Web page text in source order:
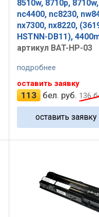
8510w, 8710p,
nc4400, nc8230,
nx7300, nx8220,
HSTNN-DB11),
артикул BAT-HP-03
подробнее
оставить заявку
113 бел. руб. 136
оставить заявку